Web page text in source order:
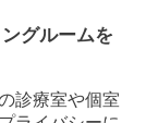
グルームを
診療室や個室